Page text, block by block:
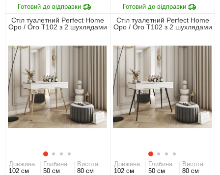
Стіл туалетний Perfect Home
Оро / Oro T102 з 2 шухлядами
Довжина:
102 см
Глибина:
50 см
Висота:
80 см
Стіл туалетний Perfect Home
Оро / Oro T102 з 2 шухлядами
Довжина:
102 см
Глибина:
50 см
Висота:
80 см